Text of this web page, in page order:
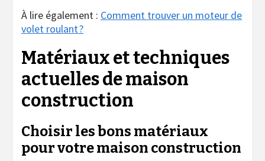
À lire également : Comment trouver un moteur de
volet roulant ?
Matériaux et techniques
actuelles de maison
construction
Choisir les bons matériaux
pour votre maison construction